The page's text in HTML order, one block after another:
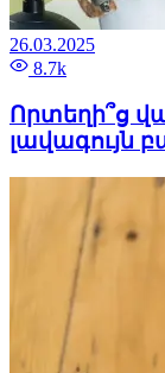
26.03.2025
8.7k
Որտեղի՞ց
լավագույն